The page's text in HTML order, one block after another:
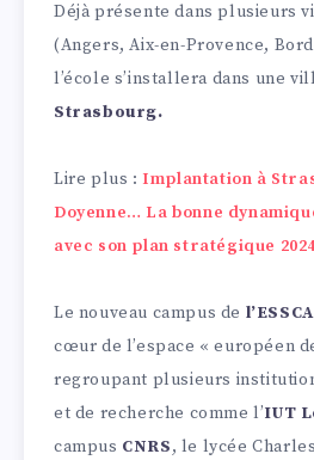
Déjà présente dans plusieurs
(Angers, Aix-en-Provence,
l’école s’installera dans une
Strasbourg.
Lire plus : Implantation à
Doyenne… La bonne
avec son plan stratégique
Le nouveau campus de l’ESSCA
cœur de l’espace « européen
regroupant plusieurs
et de recherche comme l’IUT
campus CNRS, le lycée